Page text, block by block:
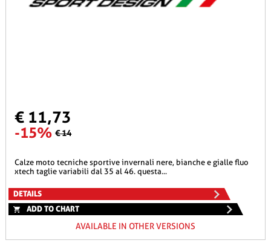
€ 11,73
-15% € 14
calze moto tecniche sportive invernali nere, bianche e gialle fluo
xtech taglie variabili dal 35 al 46. questa...
DETAILS
ADD TO CHART
AVAILABLE IN OTHER VERSIONS